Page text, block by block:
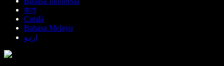
বাংলা
Català
Bahasa Melayu
اردو